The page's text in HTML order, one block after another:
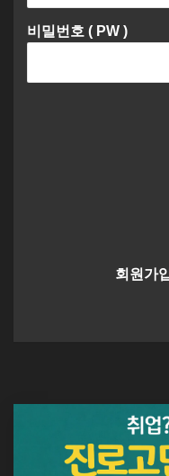
비밀번호 ( PW )
회원가